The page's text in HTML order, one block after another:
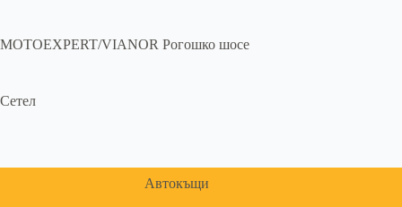
MOTOEXPERT/VIANOR Рогошко шосе
Сетел
Автокъщи